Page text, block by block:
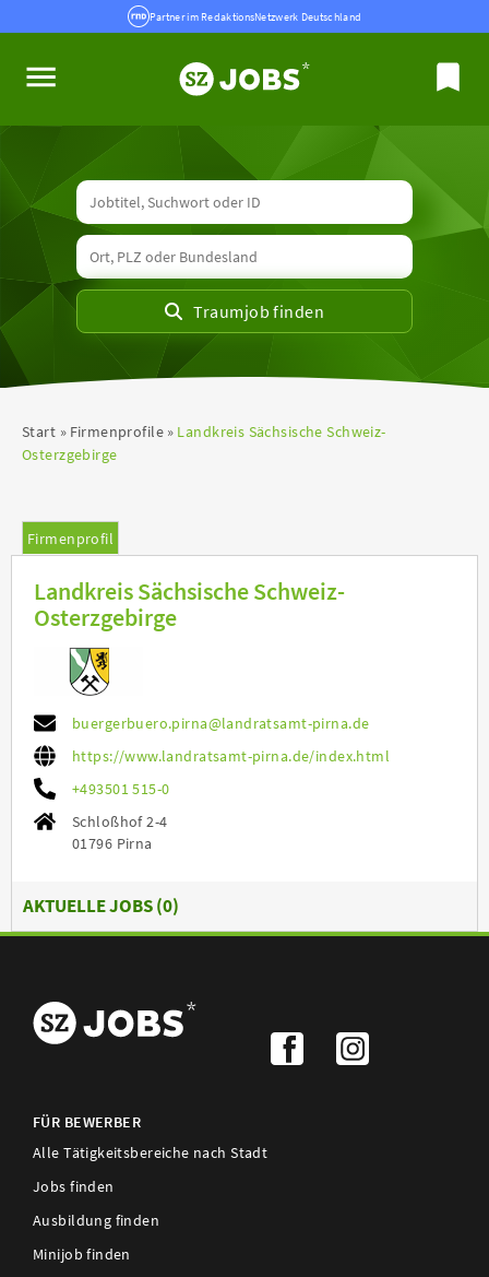
Partner im RedaktionsNetzwerk Deutschland
Start Firmenprofile
Landkreis Sächsische Schweiz-
Osterzgebirge
Firmenprofil
Landkreis Sächsische Schweiz-
Osterzgebirge
buergerbuero.pirna@landratsamt-pirna.de
https://www.landratsamt-pirna.de/index.html
+493501 515-0
Schloßhof 2-4
01796 Pirna
AKTUELLE JOBS (0)
FÜR BEWERBER
Alle Tätigkeitsbereiche nach Stadt
Jobs finden
Ausbildung finden
Minijob finden